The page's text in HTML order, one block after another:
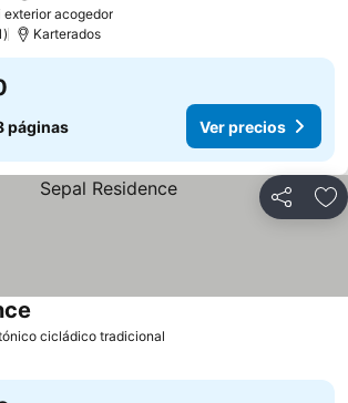
acogedorVer precios
Karterados
páginas Ver precios
Compartir
cicládico tradicional